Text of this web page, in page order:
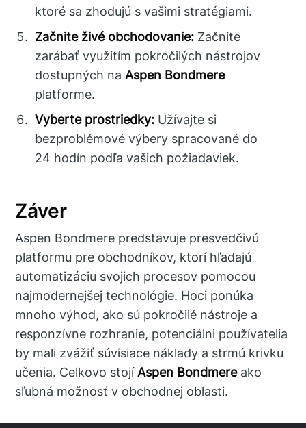
ktoré sa zhodujú s vašimi stratégiami.
Začnite živé obchodovanie: Začnite
zarábať využitím pokročilých nástrojov
dostupných naAspen Bondmere
platforme.
Vyberte prostriedky: Užívajte si
bezproblémové výbery spracované do
24 hodín podľa vašich požiadaviek.
Záver
Aspen Bondmere predstavuje presvedčivú
platformu pre obchodníkov, ktorí hľadajú
automatizáciu svojich procesov pomocou
najmodernejšej technológie. Hoci ponúka
mnoho výhod, ako sú pokročilé nástroje a
responzívne rozhranie, potenciálni používatelia
by mali zvážiť súvisiace náklady a strmú krivku
učenia. Celkovo stojíAspen Bondmereako
sľubná možnosť v obchodnej oblasti.